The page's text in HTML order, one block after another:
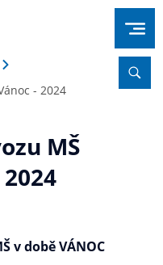
- 2024
MŠ
v době VÁNOC